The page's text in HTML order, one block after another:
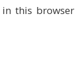
this browser